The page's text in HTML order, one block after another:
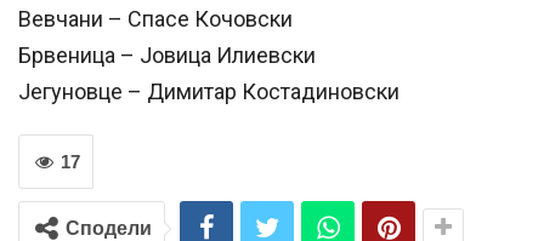
Вевчани – Спасе Кочовски
Брвеница – Јовица Илиевски
Јегуновце – Димитар Костадиновски
17
Сподели